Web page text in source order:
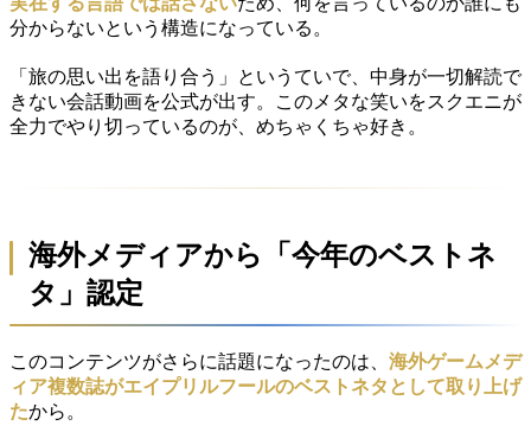
分からないという構造になっている。
「旅の思い出を語り合う」というていで、中身が一切解読で
きない会話動画を公式が出す。このメタな笑いをスクエニが
全力でやり切っているのが、めちゃくちゃ好き。
海外メディアから「今年のベストネ
タ」認定
このコンテンツがさらに話題になったのは、 海外ゲームメデ
ィア複数誌がエイプリルフールのベストネタとして取り上げ
たから。